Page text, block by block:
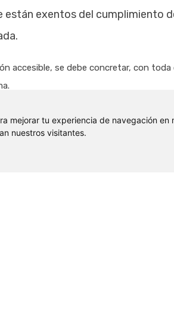
mejorar tu experiencia de navegación
nuestros visitantes.
están exentos del cumplimiento
accesible, se debe concretar, con